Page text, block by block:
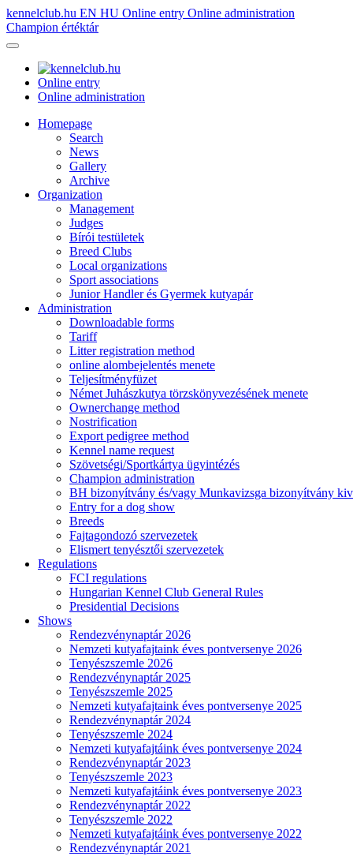
kennelclub.hu EN HU Online entry Online administration
Champion értéktár
Online entry
Online administration
Homepage
Search
News
Gallery
Archive
Organization
Management
Judges
Bírói testületek
Breed Clubs
Local organizations
Sport associations
Junior Handler és Gyermek kutyapár
Administration
Downloadable forms
Tariff
Litter registration method
online alombejelentés menete
Teljesítményfüzet
Német Juhászkutya törzskönyvezésének menete
Ownerchange method
Nostrification
Export pedigree method
Kennel name request
Szövetségi/Sportkártya ügyintézés
Champion administration
BH bizonyítvány és/vagy Munkavizsga bizonyítvány
Entry for a dog show
Breeds
Fajtagondozó szervezetek
Elismert tenyésztői szervezetek
Regulations
FCI regulations
Hungarian Kennel Club General Rules
Presidential Decisions
Shows
Rendezvénynaptár 2026
Nemzeti kutyafajtaink éves pontversenye 2026
Tenyészszemle 2026
Rendezvénynaptár 2025
Tenyészszemle 2025
Nemzeti kutyafajtaink éves pontversenye 2025
Rendezvénynaptár 2024
Tenyészszemle 2024
Nemzeti kutyafajtáink éves pontversenye 2024
Rendezvénynaptár 2023
Tenyészszemle 2023
Nemzeti kutyafajtáink éves pontversenye 2023
Rendezvénynaptár 2022
Tenyészszemle 2022
Nemzeti kutyafajtáink éves pontversenye 2022
Rendezvénynaptár 2021